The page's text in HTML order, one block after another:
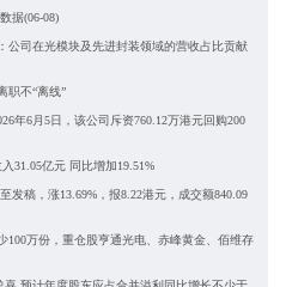
据(06-08)
公司在光模块及先进封装领域的营收占比贡献
职不“离线”
年6月5日，该公司斥资760.12万港元回购200
31.05亿元 同比增加19.51%
发稿，涨13.69%，报8.22港元，成交额840.09
100万份，重仓股亨通光电、赤峰黄金、佰维存